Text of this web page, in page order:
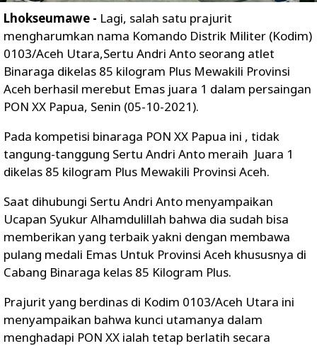
Lhokseumawe - Lagi, salah satu prajurit
mengharumkan nama Komando Distrik Militer (Kodim)
0103/Aceh Utara,Sertu Andri Anto seorang atlet
Binaraga dikelas 85 kilogram Plus Mewakili Provinsi
Aceh berhasil merebut Emas juara 1 dalam persaingan
PON XX Papua, Senin (05-10-2021).
Pada kompetisi binaraga PON XX Papua ini , tidak
tangung-tanggung Sertu Andri Anto meraih Juara 1
dikelas 85 kilogram Plus Mewakili Provinsi Aceh.
Saat dihubungi Sertu Andri Anto menyampaikan
Ucapan Syukur Alhamdulillah bahwa dia sudah bisa
memberikan yang terbaik yakni dengan membawa
pulang medali Emas Untuk Provinsi Aceh khususnya di
Cabang Binaraga kelas 85 Kilogram Plus.
Prajurit yang berdinas di Kodim 0103/Aceh Utara ini
menyampaikan bahwa kunci utamanya dalam
menghadapi PON XX ialah tetap berlatih secara